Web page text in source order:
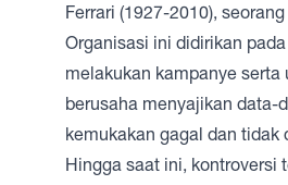
Ferrari (1927-2010),
Organisasi ini didirikan
melakukan kampanye serta
berusaha menyajikan data-
kemukakan gagal dan tidak
Hingga saat ini, kontroversi